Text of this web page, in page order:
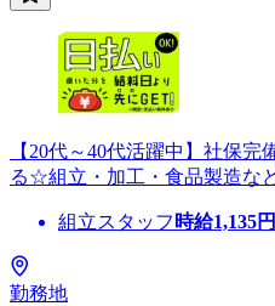
【20代～40代活躍中】社保
る☆組立・加工・食品製造な
組立スタッフ 時給1,135
勤務地